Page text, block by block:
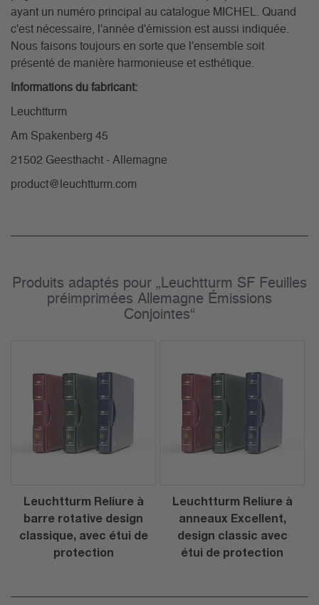
ayant un numéro principal au catalogue MICHEL. Quand
c'est nécessaire, l'année d'émission est aussi indiquée.
Nous faisons toujours en sorte que l'ensemble soit
présenté de manière harmonieuse et esthétique.
Informations du fabricant:
Leuchtturm
Am Spakenberg 45
21502 Geesthacht - Allemagne
product@leuchtturm.com
Produits adaptés pour „Leuchtturm SF Feuilles
préimprimées Allemagne Émissions
Conjointes“
Leuchtturm Reliure à
barre rotative design
classique, avec étui de
protection
Leuchtturm Reliure à
anneaux Excellent,
design classic avec
étui de protection